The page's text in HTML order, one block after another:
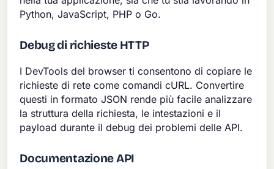
Python, JavaScript, PHP o Go.
Debug di richieste HTTP
I DevTools del browser ti consentono di copiare le
richieste di rete come comandi cURL. Convertire
questi in formato JSON rende più facile analizzare
la struttura della richiesta, le intestazioni e il
payload durante il debug dei problemi delle API.
Documentazione API